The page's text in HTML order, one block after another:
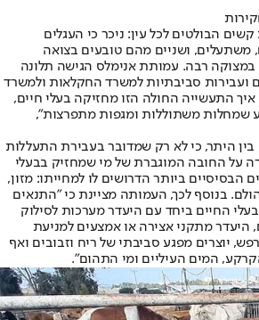
הבולטים לכל עין: ניכר כי העגלים
משתעלים, ושניים מהם טובעים בצואה
במצוקה רבה. עמותת אנימלס הגישה תלונה
ועבירות סביבתיות למשרד החקלאות ולמשרד
התעשייה החולה הזו מחזיקה בעלי חיים,
שמחלות משתוללות ומגפות מתפרצות",
היתר, כי לא רק שמדובר בעבירת התעללות
על החובה המוגברת של מי שמחזיק בבעלי
הבסיסיים ביותר הדרושים לו למחייתו: מזון,
בנוסף לכך, העמותה מציינת כי "התנאים
החיים ביחד עם היעדר מערכות לסילוק
היעדר מתקני אצירה או אמצעים למניעת
יוצרים מפגע סביבתי של ריח וזבובים ואף
המים העיליים ומי התהום".